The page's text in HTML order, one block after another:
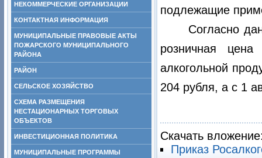
НЕКОММЕРЧЕСКИЕ ОРГАНИЗАЦИИ
КОНТАКТНАЯ ИНФОРМАЦИЯ
МУНИЦИПАЛЬНЫЕ ПРАВОВЫЕ АКТЫ
ПОЖАРСКОГО МУНИЦИПАЛЬНОГО
РАЙОНА
РАЙОН
СЕЛЬСКОЕ ХОЗЯЙСТВО
СХЕМА РАЗМЕЩЕНИЯ
НЕСТАЦИОНАРНЫХ ТОРГОВЫХ
ОБЪЕКТОВ
ИНВЕСТИЦИОННАЯ ПОЛИТИКА
МУНИЦИПАЛЬНЫЕ ПРОГРАММЫ
подлежащие
Согласно
розничная
алкогольной
204 рубля, а с 1
Скачать
Приказ